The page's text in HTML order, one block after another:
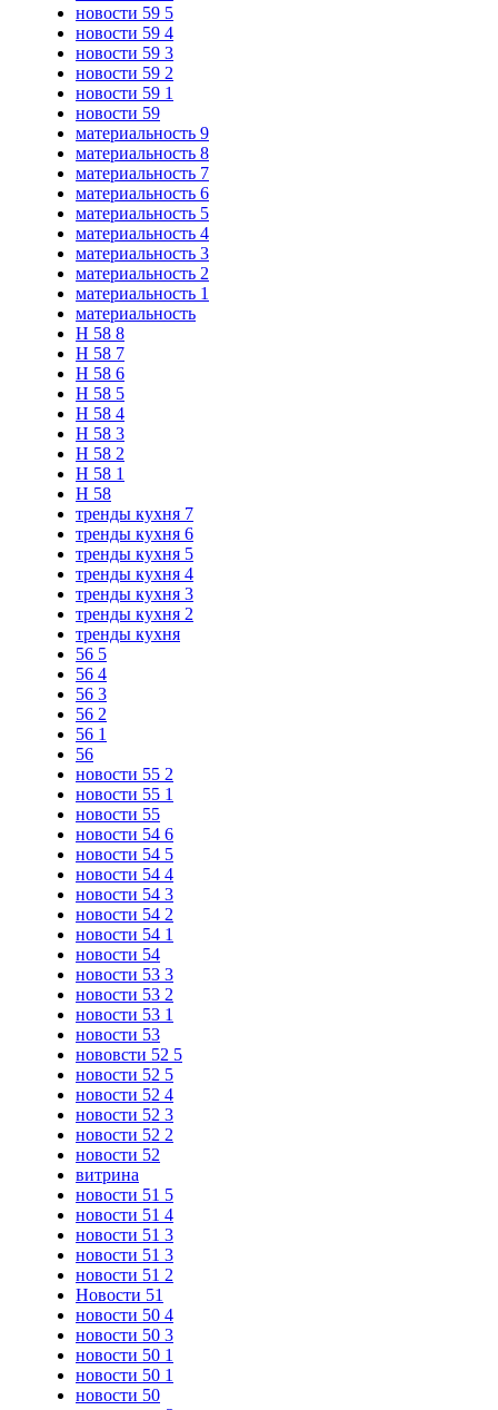
новости 59 5
новости 59 4
новости 59 3
новости 59 2
новости 59 1
новости 59
материальность 9
материальность 8
материальность 7
материальность 6
материальность 5
материальность 4
материальность 3
материальность 2
материальность 1
материальность
Н 58 8
Н 58 7
Н 58 6
Н 58 5
Н 58 4
Н 58 3
Н 58 2
Н 58 1
Н 58
тренды кухня 7
тренды кухня 6
тренды кухня 5
тренды кухня 4
тренды кухня 3
тренды кухня 2
тренды кухня
56 5
56 4
56 3
56 2
56 1
56
новости 55 2
новости 55 1
новости 55
новости 54 6
новости 54 5
новости 54 4
новости 54 3
новости 54 2
новости 54 1
новости 54
новости 53 3
новости 53 2
новости 53 1
новости 53
нововсти 52 5
новости 52 5
новости 52 4
новости 52 3
новости 52 2
новости 52
витрина
новости 51 5
новости 51 4
новости 51 3
новости 51 3
новости 51 2
Новости 51
новости 50 4
новости 50 3
новости 50 1
новости 50 1
новости 50